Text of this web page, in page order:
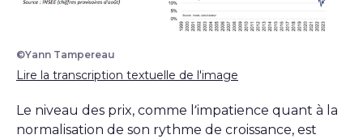
©Yann Tampereau
Lire la transcription textuelle de l'image
Le niveau des prix, comme l’impatience quant à la
normalisation de son rythme de croissance, est